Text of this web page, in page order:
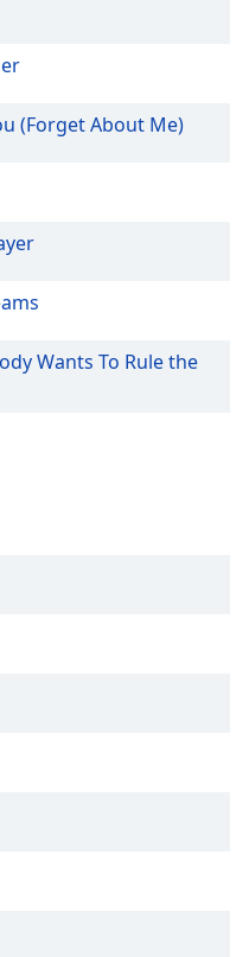
(Forget About Me)
Wants To Rule the